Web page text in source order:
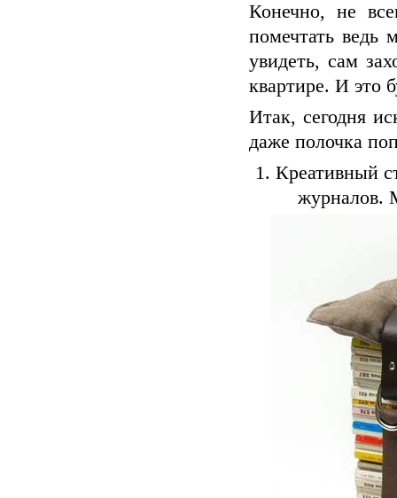
Конечно, не
помечтать
увидеть, сам
квартире. И это
Итак, сегодня
даже полочка
1. Креативный
журналов.